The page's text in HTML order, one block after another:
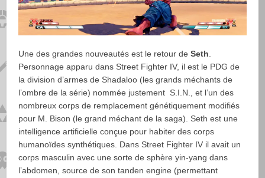
Une des grandes nouveautés est le retour deSeth.
Personnage apparu dans Street Fighter IV, il est le PDG de
la division d’armes de Shadaloo (les grands méchants de
l’ombre de la série) nommée justement S.I.N., et l’un des
nombreux corps de remplacement génétiquement modifiés
pour M. Bison (le grand méchant de la saga). Seth est une
intelligence artificielle conçue pour habiter des corps
humanoïdes synthétiques. Dans Street Fighter IV il avait un
corps masculin avec une sorte de sphère yin-yang dans
l’abdomen, source de son tanden engine (permettant